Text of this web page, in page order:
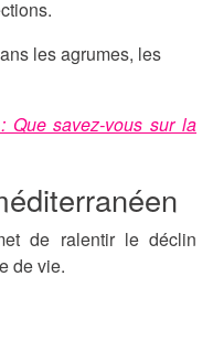
les agrumes, les
Que savez-vous sur la
de ralentir le déclin
de vie.